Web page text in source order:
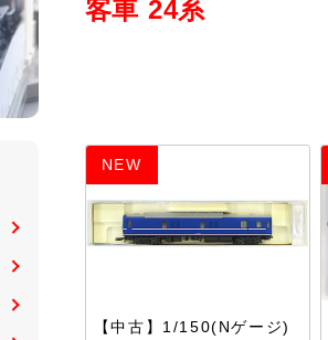
客車 24系
NEW
【中古】1/150(Nゲージ)